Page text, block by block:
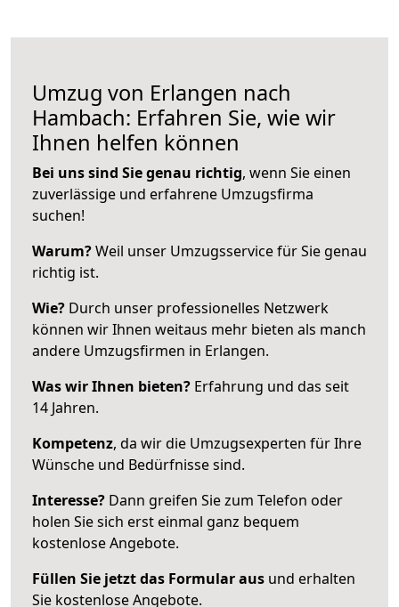
Umzug von Erlangen nach
Hambach: Erfahren Sie, wie wir
Ihnen helfen können
Bei uns sind Sie genau richtig, wenn Sie einen
zuverlässige und erfahrene Umzugsfirma
suchen!
Warum?Weil unser Umzugsservice für Sie genau
richtig ist.
Wie? Durch unser professionelles Netzwerk
können wir Ihnen weitaus mehr bieten als manch
andere Umzugsfirmen in Erlangen.
Was wir Ihnen bieten? Erfahrung und das seit
14 Jahren.
Kompetenz, da wir die Umzugsexperten für Ihre
Wünsche und Bedürfnisse sind.
Interesse? Dann greifen Sie zum Telefon oder
holen Sie sich erst einmal ganz bequem
kostenlose Angebote.
Füllen Sie jetzt das Formular aus und erhalten
Sie kostenlose Angebote.